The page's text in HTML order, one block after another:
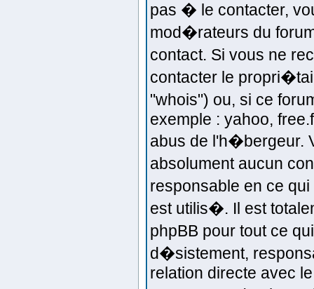
pas � le contacter,
mod�rateurs du
contact. Si vous ne
contacter le
"whois") ou, si ce
exemple : yahoo,
abus de l'h�bergeur.
absolument aucun
responsable en ce
est utilis�. Il est
phpBB pour tout ce
d�sistement,
relation directe avec